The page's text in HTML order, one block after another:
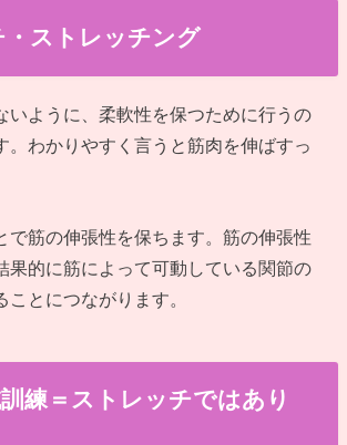
・ストレッチング
いように、柔軟性を保つために行うの
。わかりやすく言うと筋肉を伸ばすっ
で筋の伸張性を保ちます。筋の伸張性
果的に筋によって可動している関節の
とにつながります。
練＝ストレッチではあり